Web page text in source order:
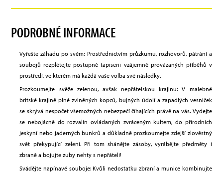
PODROBNÉ INFORMACE
Vyřešte záhadu po svém: Prostřednictvím průzkumu, rozhovorů, pátrání a
soubojů rozplétejte postupně tapiserii vzájemně provázaných příběhů v
prostředí, ve kterém má každá vaše volba své následky.
Prozkoumejte svěže zelenou, avšak nepřátelskou krajinu: V malebné
britské krajině plné zvlněných kopců, bujných údolí a zapadlých vesniček
se skrývá nespočet všemožných nebezpečí číhajících právě na vás. Vydejte
se nebojácně do rozvalin ovládaných zvráceným kultem, do přírodních
jeskyní nebo jaderných bunkrů a důkladně prozkoumejte zdejší zlověstný
svět překypující zelení. Při tom shánějte zásoby, vyrábějte předměty i
zbraně a bojujte zuby nehty s nepřáteli!
Svádějte napínavé souboje: Kvůli nedostatku zbraní a munice kombinujte